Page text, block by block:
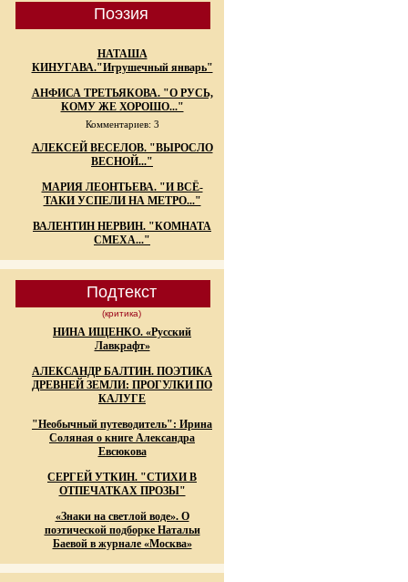
Поэзия
НАТАША
КИНУГАВА."Игрушечный январь"
АНФИСА ТРЕТЬЯКОВА. "О РУСЬ,
КОМУ ЖЕ ХОРОШО..."
Комментариев: 3
АЛЕКСЕЙ ВЕСЕЛОВ. "ВЫРОСЛО
ВЕСНОЙ..."
МАРИЯ ЛЕОНТЬЕВА. "И ВСЁ-
ТАКИ УСПЕЛИ НА МЕТРО..."
ВАЛЕНТИН НЕРВИН. "КОМНАТА
СМЕХА..."
Подтекст
(критика)
НИНА ИЩЕНКО. «Русский
Лавкрафт»
АЛЕКСАНДР БАЛТИН. ПОЭТИКА
ДРЕВНЕЙ ЗЕМЛИ: ПРОГУЛКИ ПО
КАЛУГЕ
"Необычный путеводитель": Ирина
Соляная о книге Александра
Евсюкова
СЕРГЕЙ УТКИН. "СТИХИ В
ОТПЕЧАТКАХ ПРОЗЫ"
«Знаки на светлой воде». О
поэтической подборке Натальи
Баевой в журнале «Москва»